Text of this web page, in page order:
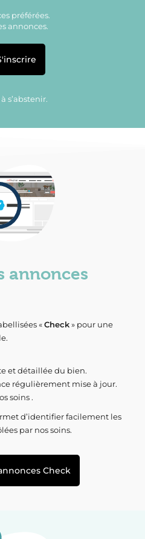
préférées.
annonces.
s’abstenir.
annonces
«Check» pour une
et détaillée du bien.
régulièrement mise à jour.
soins .
d’identifier facilement les
par nos soins.
Check